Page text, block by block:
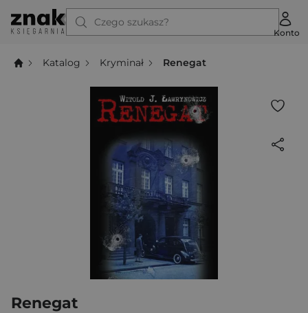
Czego szukasz?
Konto
Katalog Kryminał Renegat
Renegat